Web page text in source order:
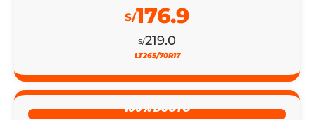
S/219.0
S/176.9
LT265/70R17
100% DSCTO